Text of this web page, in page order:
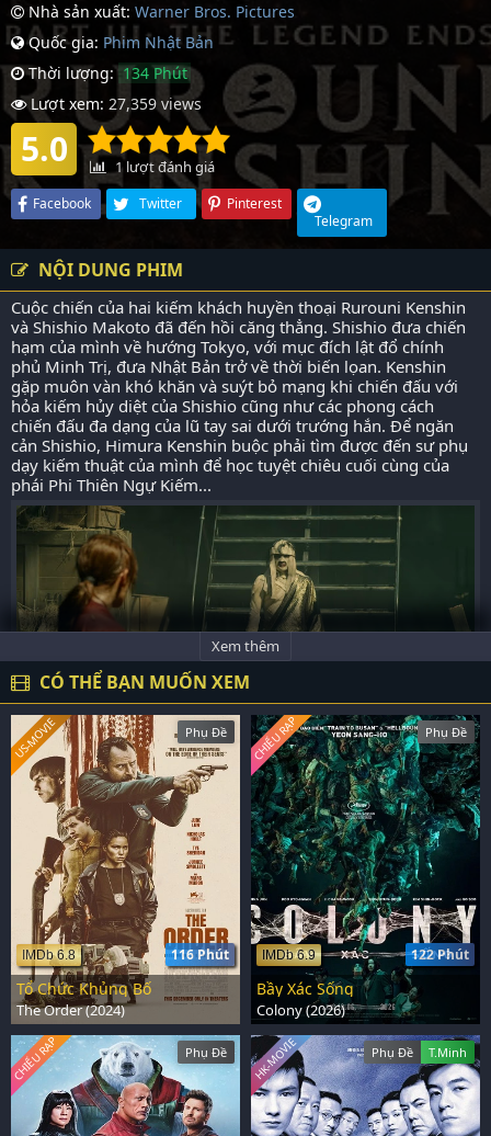
Nhà sản xuất: Warner Bros. Pictures
Quốc gia: Phim Nhậ­t Bản
Thời lượng: 134 Phút
Lượt xem: 27,359 views
5.0 1 lượt đánh giá
Facebook Twitter
Pinterest
Telegram
NỘI DUNG PHIM
Cuộc chiến của hai kiếm khách huyền thoại Rurouni Kenshin
và Shishio Makoto đã đến hồi căng thẳng. Shishio đưa chiến
hạm của mình về hướng Tokyo, với mục đích lật đổ chính
phủ Minh Trị, đưa Nhật Bản trở về thời biến lọan. Kenshin
gặp muôn vàn khó khăn và suýt bỏ mạng khi chiến đấu với
hỏa kiếm hủy diệt của Shishio cũng như các phong cách
chiến đấu đa dạng của lũ tay sai dưới trướng hắn. Để ngăn
cản Shishio, Himura Kenshin buộc phải tìm được đến sư phụ
dạy kiếm thuật của mình để học tuyệt chiêu cuối cùng của
phái Phi Thiên Ngự Kiếm...
Xem thêm
CÓ THỂ BẠN MUỐN XEM
Phụ Đề
116 Phút
IMDb 6.8
US-MOVIE
Tổ Chức Khủng Bố
The Order (2024)
Phụ Đề
122 Phút
IMDb 6.9
CHIẾU RẠP
Bầy Xác Sống
Colony (2026)
Phụ Đề
CHIẾU RẠP Phụ Đề T.Minh
HK-MOVIE